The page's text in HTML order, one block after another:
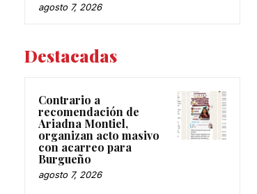
agosto 7, 2026
Destacadas
Contrario a
recomendación de
Ariadna Montiel,
organizan acto masivo
con acarreo para
Burgueño
agosto 7, 2026